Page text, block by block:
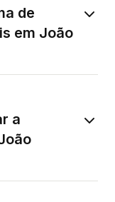
de
em João
a